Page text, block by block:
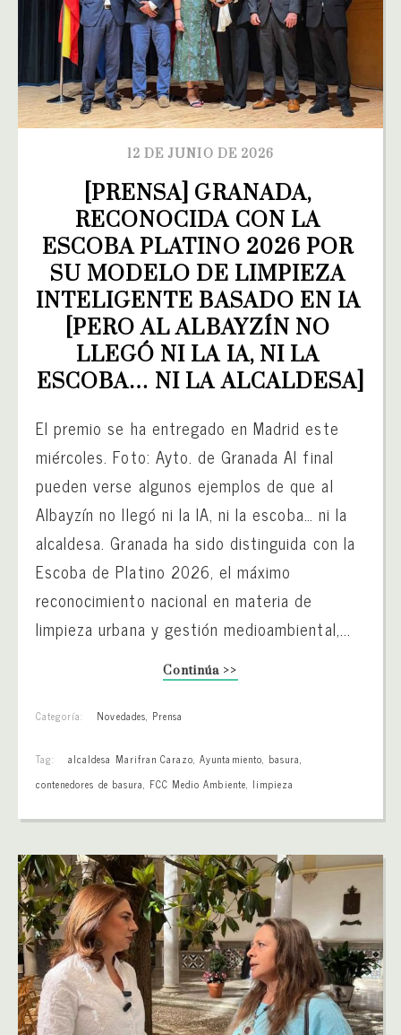
12 DE JUNIO DE 2026
[PRENSA] GRANADA,
RECONOCIDA CON LA
ESCOBA PLATINO 2026 POR
SU MODELO DE LIMPIEZA
INTELIGENTE BASADO EN IA
[PERO AL ALBAYZÍN NO
LLEGÓ NI LA IA, NI LA
ESCOBA… NI LA ALCALDESA]
El premio se ha entregado en Madrid este
miércoles. Foto: Ayto. de Granada Al final
pueden verse algunos ejemplos de que al
Albayzín no llegó ni la IA, ni la escoba… ni la
alcaldesa. Granada ha sido distinguida con la
Escoba de Platino 2026, el máximo
reconocimiento nacional en materia de
limpieza urbana y gestión medioambiental,...
Continúa >>
Categoría: Novedades, Prensa
Tag: alcaldesa Marifran Carazo,Ayuntamiento, basura,
contenedores de basura, FCC Medio Ambiente, limpieza